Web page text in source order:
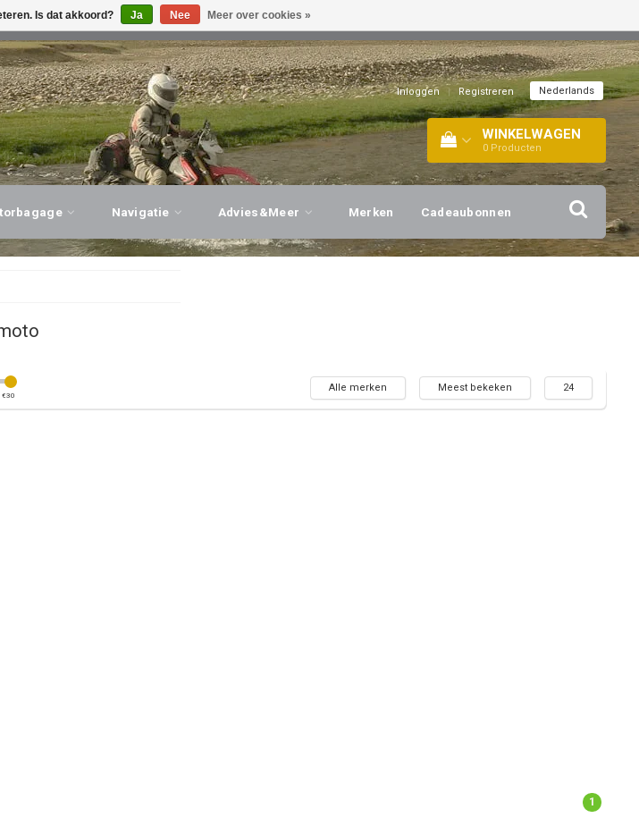
BEZOEK ONZE WINKEL!
Inloggen | Registreren Nederlands
WINKELWAGEN
0 Producten
Navigatie Advies&Meer Merken Cadeaubonnen
€30
Alle merken Meest bekeken 24
1
Is dat akkoord? Ja Nee Meer over cookies »